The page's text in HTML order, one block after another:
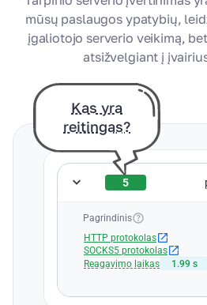
mūsų paslaugos ypatybių,
įgaliotojo serverio veikimą,
atsižvelgiant į
Kas yra
reitingas?
5
Pagrindinis
HTTP protokolas
SOCKS5 protokolas
Reagavimo laikas
1.99 s